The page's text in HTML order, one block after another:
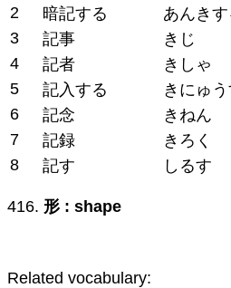
2 暗記する あんきす
3
記事 きじ
4
記者 きしゃ
5
記入する きにゅ
6
記念 きねん
7
記録 きろく
8
記す しるす
416. 形 : shape
Related vocabulary: